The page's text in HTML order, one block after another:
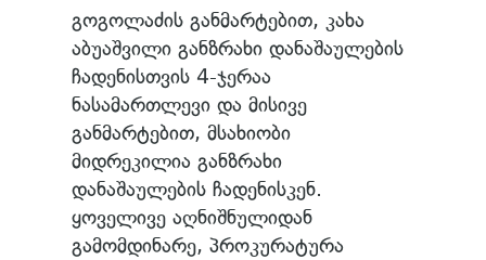
გოგოლაძის განმარტებით, კახა
აბუაშვილი განზრახი დანაშაულების
ჩადენისთვის 4-ჯერაა
ნასამართლევი და მისივე
განმარტებით, მსახიობი
მიდრეკილია განზრახი
დანაშაულების ჩადენისკენ.
ყოველივე აღნიშნულიდან
გამომდინარე, პროკურატურა